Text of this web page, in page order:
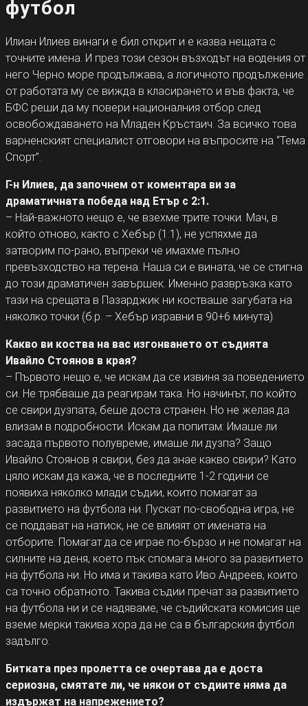
футбол
Илиан Илиев винаги е бил открит и е казва нещата с
точните имена. И през този сезон възходът на водения от
него Черно море продължава, а логичното продължение
от работата му се вижда в класирането и във факта, че
БФС реши да му повери националния отбор след
освобождаването на Младен Кръстаич. За всичко това
варненският специалист отговори на въпросите на “Тема
Спорт”.
Г-н Илиев, да започнем от коментара ви за
драматичната победа над Етър с 2:1.
– Най-важното нещо е, че взехме трите точки. Мач, в
който отново, както с Хебър (1:1), не успяхме да
затворим по-рано, въпреки че имахме пълно
превъзходство на терена. Наша си е вината, че се стигна
до този драматичен завършек. Именно развръзка като
тази на срещата в Пазарджик ни костваше загубата на
няколко точки (б.р. – Хебър изравни в 90+6 минута).
Какво ви коства на вас изгонването от съдията
Ивайло Стоянов в края?
– Първото нещо е, че искам да се извиня за поведението
си. Не трябваше да реагирам така. Но начинът, по който
се свири дузпата, беше доста странен. Но не желая да
влизам в подробности. Искам да попитам: Имаше ли
засада първото полувреме, имаше ли дузпа? Защо
Ивайло Стоянов я свири, без да знае какво свири? Като
цяло искам да кажа, че в последните 1-2 години се
появиха няколко млади съдии, които помагат за
развитието на футбола ни. Пускат по-свободна игра, не
се поддават на натиск, не се влияят от имената на
отборите. Помагат да се играе по-бързо и не помагат на
силните на деня, което пък спомага много за развитието
на футбола ни. Но има и такива като Иво Андреев, които
са точно обратното. Такива съдии пречат за развитието
на футбола ни и се надяваме, че съдийската комисия ще
вземе мерки такива хора да не са в българския футбол
задълго.
Битката през пролетта се очертава да е доста
сериозна, смятате ли, че някои от съдиите няма да
издържат на напрежението?